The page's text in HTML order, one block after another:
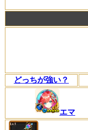
どっちが強い？
エマ